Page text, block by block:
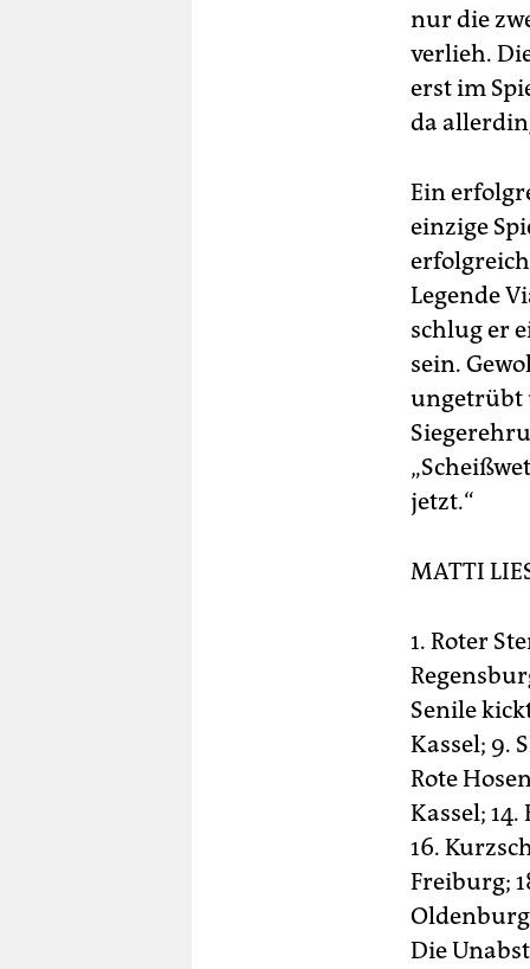
nur die
verlieh.
erst im
da
Ein
einzige
Legende
schlug er
sein.
ungetrübt
jetzt.“
MATTI
1. Roter
Senile
Kassel; 9.
Rote
Kassel;
16.
Freiburg;
Die